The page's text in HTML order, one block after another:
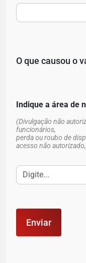
O que causou o
Indique a área de
(Divulgação não
funcionários,
perda ou roubo de
acesso não